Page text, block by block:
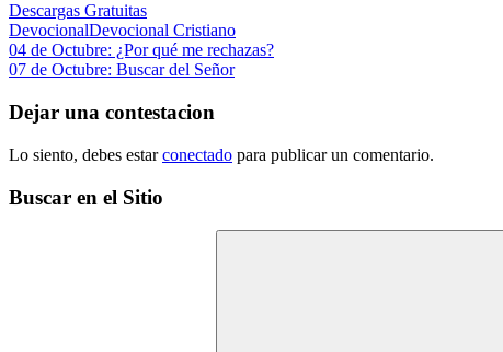
Descargas Gratuitas
DevocionalDevocional Cristiano
Navegación
de
entradas
Entrada
anterior:
04 de Octubre: ¿Por qué me rechazas?
Siguiente
07 de Octubre: Buscar del Señor
Dejar una contestacion
Lo siento, debes estarconectado para publicar un comentario.
Buscar en el Sitio